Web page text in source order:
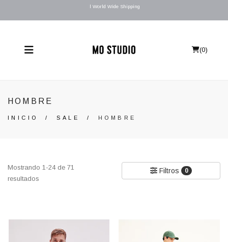
l World Wide Shipping
(0)
HOMBRE
INICIO /SALE / HOMBRE
Mostrando 1-24 de 71
resultados
Filtros 0